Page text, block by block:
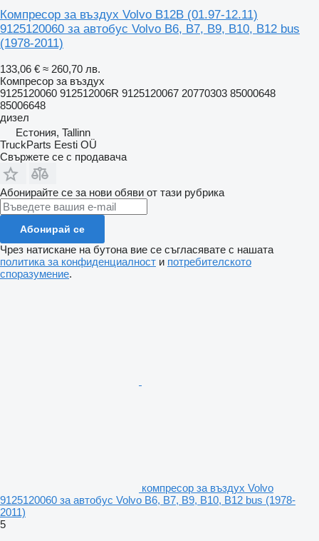
Компресор за въздух Volvo B12B (01.97-12.11)
9125120060 за автобус Volvo B6, B7, B9, B10, B12 bus
(1978-2011)
133,06 € ≈ 260,70 лв.
Компресор за въздух
9125120060 912512006R 9125120067 20770303 85000648
85006648
дизел
Естония, Tallinn
TruckParts Eesti OÜ
Свържете се с продавача
Абонирайте се за нови обяви от тази рубрика
Абонирай се
Чрез натискане на бутона вие се съгласявате с нашата
политика за конфиденциалност и потребителското
споразумение.
компресор за въздух Volvo
9125120060 за автобус Volvo B6, B7, B9, B10, B12 bus (1978-
2011)
5